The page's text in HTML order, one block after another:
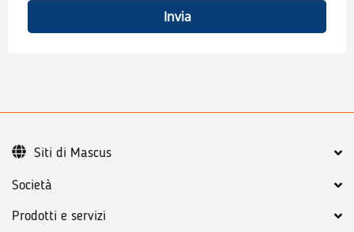
Invia
Società
Prodotti e servizi
Siti di Mascus